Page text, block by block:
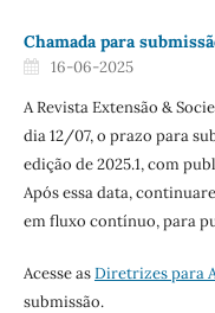
Chamada para
16-06-2025
A Revista Extensão &
dia 12/07, o prazo para
edição de 2025.1, com
Após essa data,
em fluxo contínuo, para
Acesse asDiretrizes para
submissão.